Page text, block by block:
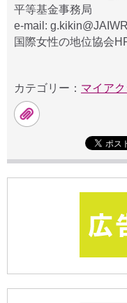
平等基金事務局
e-mail:
国際女性の地位協会
カテゴリー： マイア